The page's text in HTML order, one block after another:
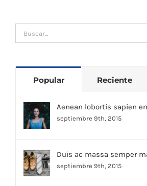
Buscar:
Popular Reciente
Aenean lobortis sapien
septiembre 9th, 2015
Duis ac massa semper
septiembre 9th, 2015